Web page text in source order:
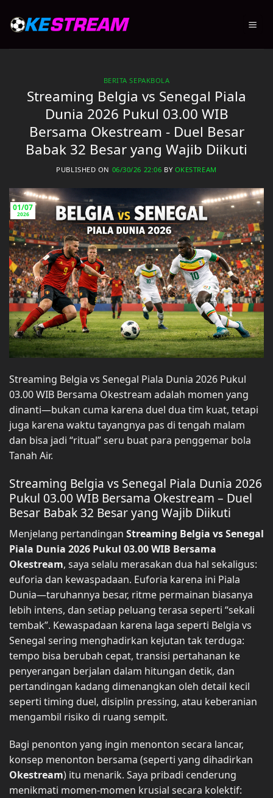
BERITA SEPAKBOLA
Streaming Belgia vs Senegal Piala
Dunia 2026 Pukul 03.00 WIB
Bersama Okestream - Duel Besar
Babak 32 Besar yang Wajib Diikuti
PUBLISHED ON 06/30/26 22:06 BY OKESTREAM
01/07
2026
Streaming Belgia vs Senegal Piala Dunia 2026 Pukul
03.00 WIB Bersama Okestream adalah momen yang
dinanti—bukan cuma karena duel dua tim kuat, tetapi
juga karena waktu tayangnya pas di tengah malam
dan bisa jadi “ritual” seru buat para penggemar bola
Tanah Air.
Streaming Belgia vs Senegal Piala Dunia 2026
Pukul 03.00 WIB Bersama Okestream – Duel
Besar Babak 32 Besar yang Wajib Diikuti
Menjelang pertandingan Streaming Belgia vs Senegal
Piala Dunia 2026 Pukul 03.00 WIB Bersama
Okestream, saya selalu merasakan dua hal sekaligus:
euforia dan kewaspadaan. Euforia karena ini Piala
Dunia—taruhannya besar, ritme permainan biasanya
lebih intens, dan setiap peluang terasa seperti “sekali
tembak”. Kewaspadaan karena laga seperti Belgia vs
Senegal sering menghadirkan kejutan tak terduga:
tempo bisa berubah cepat, transisi pertahanan ke
penyerangan berjalan dalam hitungan detik, dan
pertandingan kadang dimenangkan oleh detail kecil
seperti timing duel, disiplin pressing, atau keberanian
mengambil risiko di ruang sempit.
Bagi penonton yang ingin menonton secara lancar,
konsep menonton bersama (seperti yang dihadirkan
Okestream) itu menarik. Saya pribadi cenderung
menikmati momen-momen krusial secara kolektif: